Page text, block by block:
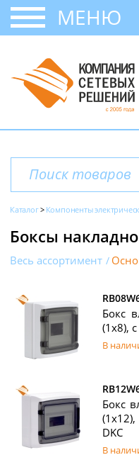
МЕНЮ
Каталог Компоненты
Боксы
Весь ассортимент
Бокс
(1х8),
В
Бокс
DKC
В